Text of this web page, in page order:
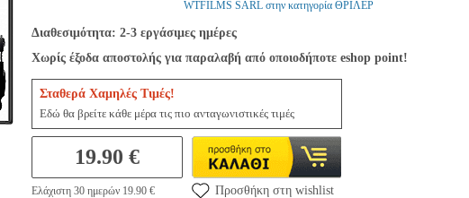
WTFILMS SARL στην κατηγορία ΘΡΙΛΕΡ
Διαθεσιμότητα: 2-3 εργάσιμες ημέρες
Χωρίς έξοδα αποστολής για παραλαβή από οποιοδήποτε eshop point!
Σταθερά Χαμηλές Τιμές!
Εδώ θα βρείτε κάθε μέρα τις πιο ανταγωνιστικές τιμές
19.90 €
Ελάχιστη 30 ημερών 19.90 € Προσθήκη στη wishlist